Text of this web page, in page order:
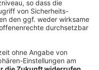
Service kann
Sie der
zu, um dieses